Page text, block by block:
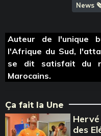
News
Auteur de l'unique
l'Afrique du Sud,
se dit satisfait du
Marocains.
Ça fait la Une
des